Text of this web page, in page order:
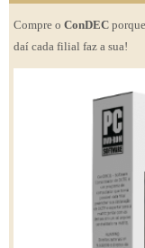
Compre o ConDEC
daí cada filial faz a sua!